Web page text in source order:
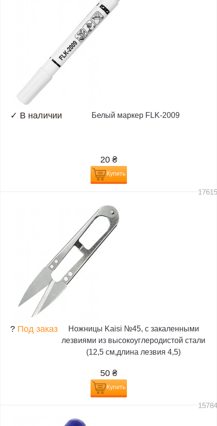
✓ В наличии Белый маркер FLK-2009
20 ₴
Купить
? Под заказ
Ножницы Kaisi №45, с закаленными
лезвиями из высокоуглеродистой стали
(12,5 см,длина лезвия 4,5)
50 ₴
Купить